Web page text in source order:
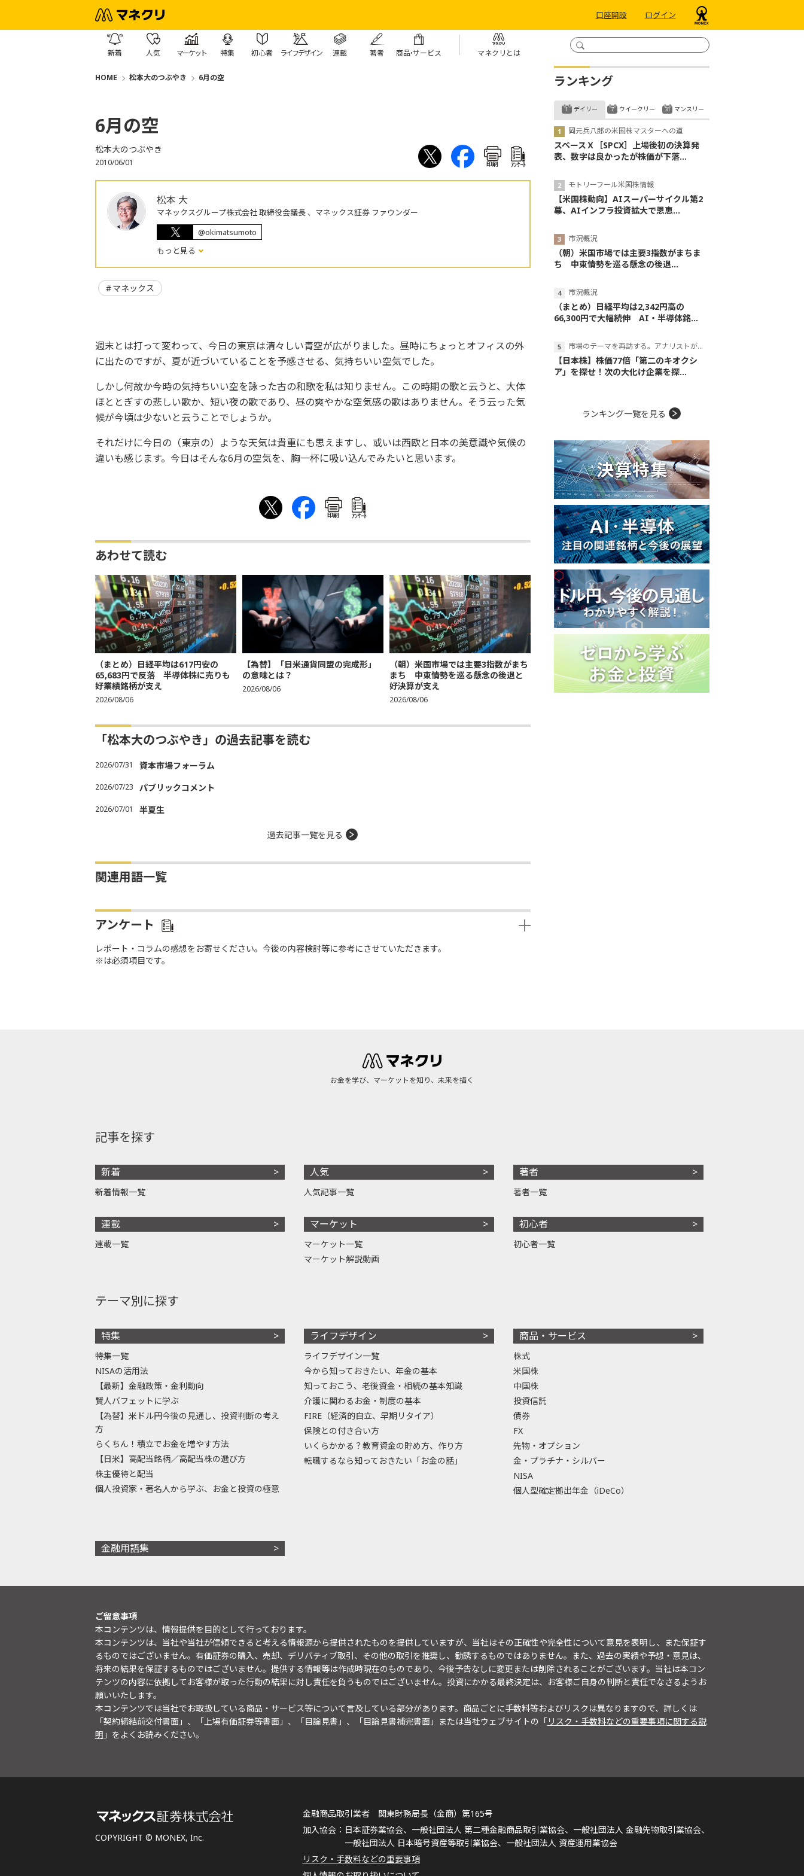
口座開設 ログイン
新着 人気 マーケット 特集 初心者 ライフデザイン 連載 著者 商品・サービス マネクリとは
HOME 松本大のつぶやき 6月の空
6月の空
松本大のつぶやき
2010/06/01 印刷 ｱﾝｹｰﾄ
松本 大
マネックスグループ株式会社 取締役会議長 、マネックス証券 ファウンダー
@okimatsumoto
もっと見る
マネックス
週末とは打って変わって、今日の東京は清々しい青空が広がりました。昼時にちょっとオフィスの外
に出たのですが、夏が近づいていることを予感させる、気持ちいい空気でした。
しかし何故か今時の気持ちいい空を詠った古の和歌を私は知りません。この時期の歌と云うと、大体
ほととぎすの悲しい歌か、短い夜の歌であり、昼の爽やかな空気感の歌はありません。そう云った気
候が今頃は少ないと云うことでしょうか。
それだけに今日の（東京の）ような天気は貴重にも思えますし、或いは西欧と日本の美意識や気候の
違いも感じます。今日はそんな6月の空気を、胸一杯に吸い込んでみたいと思います。
印刷 ｱﾝｹｰﾄ
あわせて読む
（まとめ）日経平均は617円安の
65,683円で反落 半導体株に売りも
好業績銘柄が支え
2026/08/06
【為替】「日米通貨同盟の完成形」
の意味とは？
2026/08/06
（朝）米国市場では主要3指数がまち
まち 中東情勢を巡る懸念の後退と
好決算が支え
2026/08/06
「松本大のつぶやき」の過去記事を読む
2026/07/31 資本市場フォーラム
2026/07/23 パブリックコメント
2026/07/01 半夏生
過去記事一覧を見る
関連用語一覧
アンケート
レポート・コラムの感想をお寄せください。今後の内容検討等に参考にさせていただきます。
※は必須項目です。
ランキング
デイリー
岡元兵八郎の米国株マスターへの道
スペースＸ［SPCX］上場後初の決算発
表、数字は良かったが株価が下落...
モトリーフール米国株情報
【米国株動向】AIスーパーサイクル第2
幕、AIインフラ投資拡大で恩恵...
市況概況
（朝）米国市場では主要3指数がまちま
ち 中東情勢を巡る懸念の後退...
市況概況
（まとめ）日経平均は2,342円高の
66,300円で大幅続伸 AI・半導体銘...
市場のテーマを再訪する。アナリストが読み解くテーマの本質
【日本株】株価77倍「第二のキオクシ
ア」を探せ！次の大化け企業を探...
ウイークリー マンスリー
ランキング一覧を見る
お金を学び、マーケットを知り、未来を描く
記事を探す
新着
新着情報一覧
連載
連載一覧
人気
人気記事一覧
マーケット
マーケット一覧
マーケット解説動画
著者
著者一覧
初心者
初心者一覧
テーマ別に探す
特集
特集一覧
NISAの活用法
【最新】金融政策・金利動向
賢人バフェットに学ぶ
【為替】米ドル円今後の見通し、投資判断の考え
方
らくちん！積立でお金を増やす方法
【日米】高配当銘柄／高配当株の選び方
株主優待と配当
個人投資家・著名人から学ぶ、お金と投資の極意
ライフデザイン
ライフデザイン一覧
今から知っておきたい、年金の基本
知っておこう、老後資金・相続の基本知識
介護に関わるお金・制度の基本
FIRE（経済的自立、早期リタイア）
保険との付き合い方
いくらかかる？教育資金の貯め方、作り方
転職するなら知っておきたい「お金の話」
商品・サービス
株式
米国株
中国株
投資信託
債券
FX
先物・オプション
金・プラチナ・シルバー
NISA
個人型確定拠出年金（iDeCo）
金融用語集
ご留意事項
本コンテンツは、情報提供を目的として行っております。
本コンテンツは、当社や当社が信頼できると考える情報源から提供されたものを提供していますが、当社はその正確性や完全性について意見を表明し、また保証す
るものではございません。有価証券の購入、売却、デリバティブ取引、その他の取引を推奨し、勧誘するものではありません。また、過去の実績や予想・意見は、
将来の結果を保証するものではございません。提供する情報等は作成時現在のものであり、今後予告なしに変更または削除されることがございます。当社は本コン
テンツの内容に依拠してお客様が取った行動の結果に対し責任を負うものではございません。投資にかかる最終決定は、お客様ご自身の判断と責任でなさるようお
願いいたします。
本コンテンツでは当社でお取扱している商品・サービス等について言及している部分があります。商品ごとに手数料等およびリスクは異なりますので、詳しくは
「契約締結前交付書面」、「上場有価証券等書面」、「目論見書」、「目論見書補完書面」または当社ウェブサイトの「リスク・手数料などの重要事項に関する説
明 」をよくお読みください。
COPYRIGHT © MONEX, Inc.
金融商品取引業者 関東財務局長（金商）第165号
日本証券業協会、一般社団法人 第二種金融商品取引業協会、一般社団法人 金融先物取引業協会、
一般社団法人 日本暗号資産等取引業協会、一般社団法人 資産運用業協会
リスク・手数料などの重要事項